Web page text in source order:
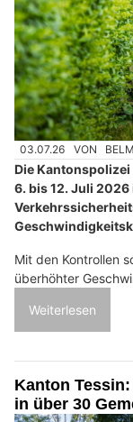
03.07.26 VON
Die
6. bis 12. Juli 2026
Mit den Kontrollen
überhöhter
Weiterlesen
Kanton
in über 30